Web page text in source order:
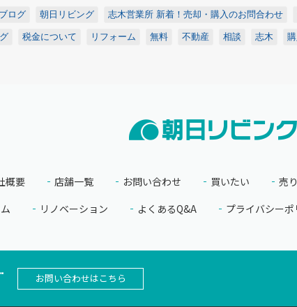
ログ
朝日リビング 志木営業所 新着！売却・購入のお問合わせ
税金について リフォーム 無料 不動産 相談 志木
概要 店舗一覧 お問い合わせ 買いたい 売
リノベーション よくあるQ&A プライバシーポ
お問い合わせはこちら